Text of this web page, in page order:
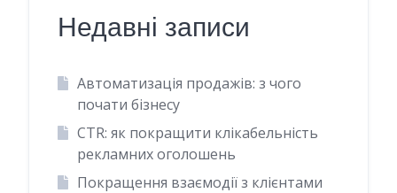
Недавні записи
Автоматизація продажів: з чого
почати бізнесу
CTR: як покращити клікабельність
рекламних оголошень
Покращення взаємодії з клієнтами